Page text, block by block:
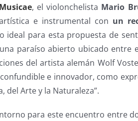
, el violonchelista Mario
e instrumental con un
ideal para esta propuesta de
paraíso abierto ubicado entre
del artista alemán Wolf
e innovador, como
del Arte y la Naturaleza”.
para este encuentro entre